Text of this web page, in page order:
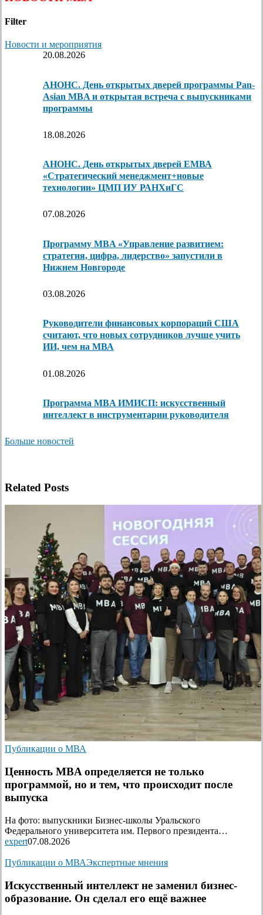
Filter
Новости и мероприятия
20.08.2026
АНОНС. День открытых дверей программы Pan-
Asian MBA и открытая встреча с выпускниками
программы
18.08.2026
АНОНС. День открытых дверей ЕМВА
«Стратегический менеджмент+новые
технологии» ЦМП ИУ РАНХиГС
07.08.2026
Программу MBA «Управление развитием:
стратегия, цифра, лидерство» запустили в
Нижнем Новгороде
03.08.2026
Руководители финансовых корпораций США
считают, что новых сотрудников лучше учить
ИИ, чем на МВА
01.08.2026
Программа MBA ИМИСП: искусственный
интеллект в инструментарии руководителя
Больше новостей
Related Posts
Публикации о МВА
Ценность MBA определяется не только
программой, но и тем, что происходит после
выпуска
На фото: выпускники Бизнес-школы Уральского
Федерального университета им. Первого президента…
expert07.08.2026
Публикации о МВАЭкспертные мнения
Искусственный интеллект не заменил бизнес-
образование. Он сделал его ещё важнее